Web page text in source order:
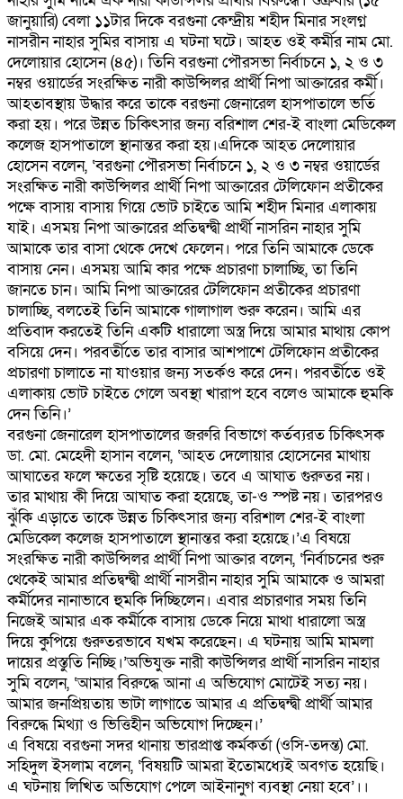
জানুয়ারি) বেলা ১১টার দিকে বরগুনা কেন্দ্রীয় শহীদ মিনার সংলগ্ন
নাসরীন নাহার সুমির বাসায় এ ঘটনা ঘটে। আহত ওই কর্মীর নাম মো.
দেলোয়ার হোসেন (৪৫)। তিনি বরগুনা পৌরসভা নির্বাচনে ১, ২ ও ৩
নম্বর ওয়ার্ডের সংরক্ষিত নারী কাউন্সিলর প্রার্থী নিপা আক্তারের কর্মী।
আহতাবস্থায় উদ্ধার করে তাকে বরগুনা জেনারেল হাসপাতালে ভর্তি
করা হয়। পরে উন্নত চিকিৎসার জন্য বরিশাল শের-ই বাংলা মেডিকেল
কলেজ হাসপাতালে স্থানান্তর করা হয়।এদিকে আহত দেলোয়ার
হোসেন বলেন, ‘বরগুনা পৌরসভা নির্বাচনে ১, ২ ও ৩ নম্বর ওয়ার্ডের
সংরক্ষিত নারী কাউন্সিলর প্রার্থী নিপা আক্তারের টেলিফোন প্রতীকের
পক্ষে বাসায় বাসায় গিয়ে ভোট চাইতে আমি শহীদ মিনার এলাকায়
যাই। এসময় নিপা আক্তারের প্রতিদ্বন্দ্বী প্রার্থী নাসরিন নাহার সুমি
আমাকে তার বাসা থেকে দেখে ফেলেন। পরে তিনি আমাকে ডেকে
বাসায় নেন। এসময় আমি কার পক্ষে প্রচারণা চালাচ্ছি, তা তিনি
জানতে চান। আমি নিপা আক্তারের টেলিফোন প্রতীকের প্রচারণা
চালাচ্ছি, বলতেই তিনি আমাকে গালাগাল শুরু করেন। আমি এর
প্রতিবাদ করতেই তিনি একটি ধারালো অস্ত্র দিয়ে আমার মাথায় কোপ
বসিয়ে দেন। পরবর্তীতে তার বাসার আশপাশে টেলিফোন প্রতীকের
প্রচারণা চালাতে না যাওয়ার জন্য সতর্কও করে দেন। পরবর্তীতে ওই
এলাকায় ভোট চাইতে গেলে অবস্থা খারাপ হবে বলেও আমাকে হুমকি
দেন তিনি।’
বরগুনা জেনারেল হাসপাতালের জরুরি বিভাগে কর্তব্যরত চিকিৎসক
ডা. মো. মেহেদী হাসান বলেন, ‘আহত দেলোয়ার হোসেনের মাথায়
আঘাতের ফলে ক্ষতের সৃষ্টি হয়েছে। তবে এ আঘাত গুরুতর নয়।
তার মাথায় কী দিয়ে আঘাত করা হয়েছে, তা-ও স্পষ্ট নয়। তারপরও
ঝুঁকি এড়াতে তাকে উন্নত চিকিৎসার জন্য বরিশাল শের-ই বাংলা
মেডিকেল কলেজ হাসপাতালে স্থানান্তর করা হয়েছে।’এ বিষয়ে
সংরক্ষিত নারী কাউন্সিলর প্রার্থী নিপা আক্তার বলেন, ‘নির্বাচনের শুরু
থেকেই আমার প্রতিদ্বন্দ্বী প্রার্থী নাসরীন নাহার সুমি আমাকে ও আমরা
কর্মীদের নানাভাবে হুমকি দিচ্ছিলেন। এবার প্রচারণার সময় তিনি
নিজেই আমার এক কর্মীকে বাসায় ডেকে নিয়ে মাথা ধারালো অস্ত্র
দিয়ে কুপিয়ে গুরুতরভাবে যখম করেছেন। এ ঘটনায় আমি মামলা
দায়ের প্রস্তুতি নিচ্ছি।’অভিযুক্ত নারী কাউন্সিলর প্রার্থী নাসরিন নাহার
সুমি বলেন, ‘আমার বিরুদ্ধে আনা এ অভিযোগ মোটেই সত্য নয়।
আমার জনপ্রিয়তায় ভাটা লাগাতে আমার এ প্রতিদ্বন্দ্বী প্রার্থী আমার
বিরুদ্ধে মিথ্যা ও ভিত্তিহীন অভিযোগ দিচ্ছেন।’
এ বিষয়ে বরগুনা সদর থানায় ভারপ্রাপ্ত কর্মকর্তা (ওসি-তদন্ত) মো.
সহিদুল ইসলাম বলেন, ‘বিষয়টি আমরা ইতোমধ্যেই অবগত হয়েছি।
এ ঘটনায় লিখিত অভিযোগ পেলে আইনানুগ ব্যবস্থা নেয়া হবে’।।